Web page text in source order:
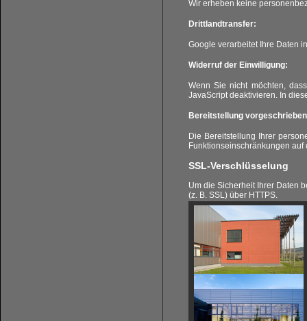
Wir erheben keine
Drittlandtransfer:
Google verarbeitet Ihre Daten
Widerruf der Einwilligung:
Wenn Sie nicht möchten,
JavaScript deaktivieren. In
Bereitstellung
Die Bereitstellung Ihrer
Funktionseinschränkungen auf
SSL-Verschlüsselung
Um die Sicherheit Ihrer Daten
(z. B. SSL) über HTTPS.
Änderung unserer
Wir behalten uns vor, diese
Leistungen in der
Fragen an den
Wenn Sie Fragen zum
unserer Organisation:
info@tischer-szb.de